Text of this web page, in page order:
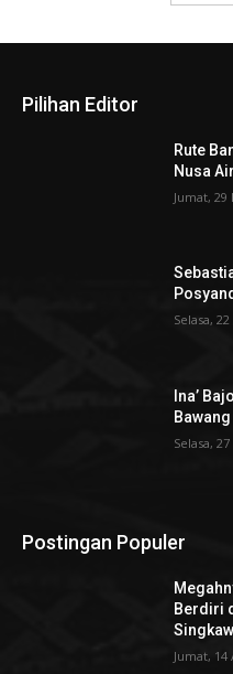
Pilihan Editor
Rute
Nusa
Jumat, 29
Selasa,
Ina’
Bawang
Selasa,
Postingan Populer
Berdiri
Jumat, 14